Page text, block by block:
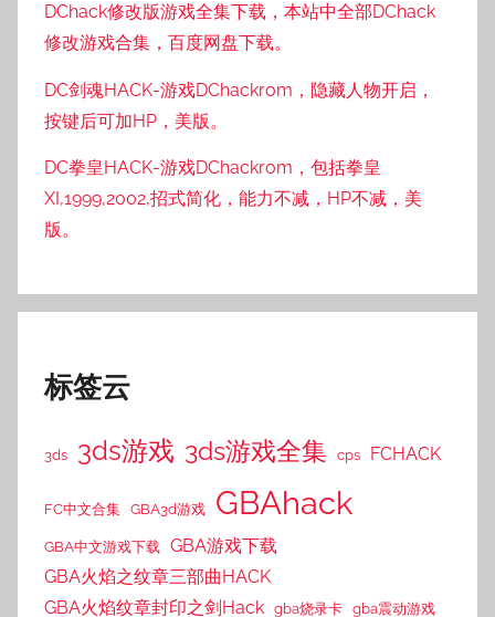
DChack修改版游戏全集下载，本站中全部DChack
修改游戏合集，百度网盘下载。
DC剑魂HACK-游戏DChackrom，隐藏人物开启，
按键后可加HP，美版。
DC拳皇HACK-游戏DChackrom，包括拳皇
XI,1999,2002,招式简化，能力不减，HP不减，美
版。
标签云
3ds 3ds游戏 3ds游戏全集 cps FCHACK
FC中文合集 GBA3d游戏 GBAhack
GBA中文游戏下载 GBA游戏下载
GBA火焰之纹章三部曲HACK
GBA火焰纹章封印之剑Hack gba烧录卡 gba震动游戏